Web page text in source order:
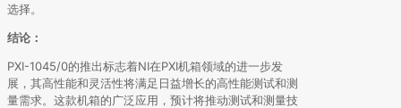
选择。
结论：
PXI-1045/0的推出标志着NI在PXI机箱领域的进一步发
展，其高性能和灵活性将满足日益增长的高性能测试和测
量需求。这款机箱的广泛应用，预计将推动测试和测量技